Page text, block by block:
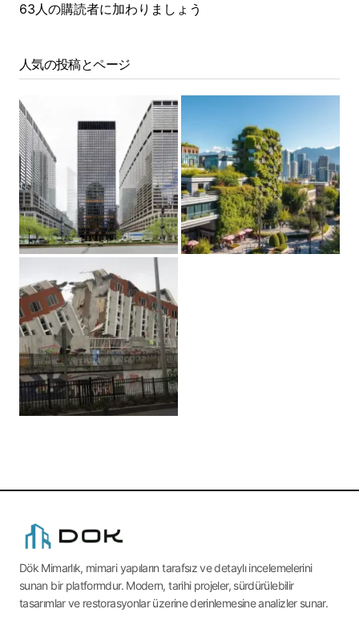
63人の購読者に加わりましょう
人気の投稿とページ
Dök Mimarlık, mimari yapıların tarafsız ve detaylı incelemelerini
sunan bir platformdur. Modern, tarihi projeler, sürdürülebilir
tasarımlar ve restorasyonlar üzerine derinlemesine analizler sunar.